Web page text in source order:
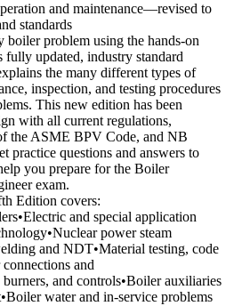
and maintenance—revised to
standards
problem using the hands-on
updated, industry standard
the many different types of
inspection, and testing procedures
This new edition has been
with all current regulations,
the ASME BPV Code, and NB
practice questions and answers to
you prepare for the Boiler
exam.
Edition covers:
and special application
power steam
and NDT•Material testing, code
and
and controls•Boiler auxiliaries
water and in-service problems